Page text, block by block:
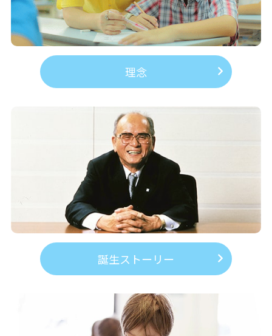
理念
誕生ストーリー